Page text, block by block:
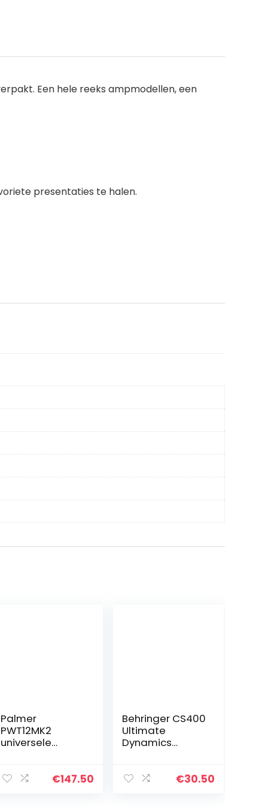
Een hele reeks ampmodellen, een
presentaties te halen.
Palmer
PWT12MK2
universele
€147.50
Behringer CS400
Ultimate
Dynamics
€30.50